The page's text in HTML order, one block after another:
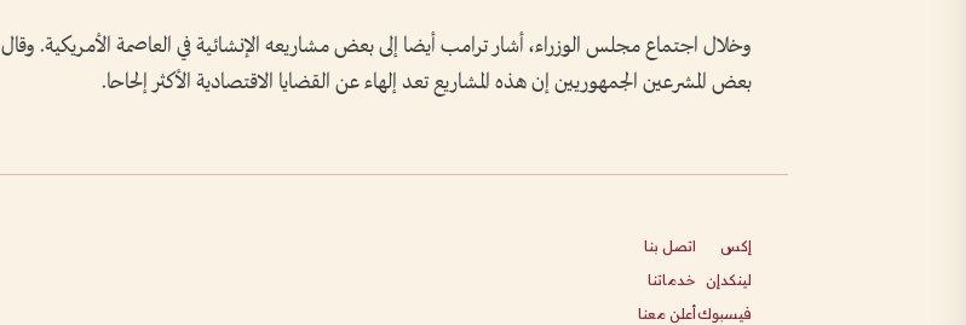
وخلال اجتماع ‌مجلس الوزراء، أشار ترامب أيضا إلى بعض مشاريعه الإنشائية في العاصمة الأمريكية. وقال
​بعض المشرعين الجمهوريين إن هذه المشاريع تعد إلهاء عن القضايا الاقتصادية الأكثر إلحاحا.
إكس
لينكدإن
فيسبوك
اتصل بنا
خدماتنا
أعلن معنا